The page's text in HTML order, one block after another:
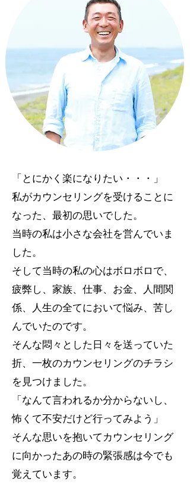
「とにかく楽になりたい・・・」
私がカウンセリングを受けることに
なった、最初の思いでした。
当時の私は小さな会社を営んでいま
した。
そして当時の私の心はボロボロで、
疲弊し、家族、仕事、お金、人間関
係、人生の全てにおいて悩み、苦し
んでいたのです。
そんな悶々とした日々を送っていた
折、一枚のカウンセリングのチラシ
を見つけました。
「なんて言われるか分からないし、
怖くて不安だけど行ってみよう」
そんな思いを抱いてカウンセリング
に向かったあの時の緊張感は今でも
覚えています。